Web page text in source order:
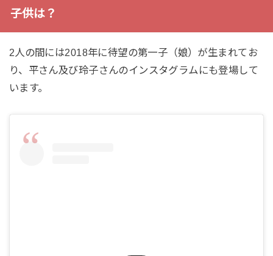
子供は？
2人の間には2018年に待望の第一子（娘）が生まれてお
り、平さん及び玲子さんのインスタグラムにも登場して
います。